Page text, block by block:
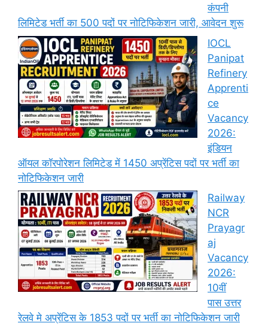
कंपनी
लिमिटेड भर्ती का 500 पदों पर नोटिफिकेशन जारी, आवेदन शुरू
IOCL
Panipat
Refinery
Apprenti
ce
Vacancy
2026:
इंडियन
ऑयल कॉरपोरेशन लिमिटेड में 1450 अप्रेंटिस पदों पर भर्ती का
नोटिफिकेशन जारी
Railway
NCR
Prayagr
aj
Vacancy
2026:
10वीं
पास उत्तर
रेलवे मे अप्रेंटिस के 1853 पदों पर भर्ती का नोटिफिकेशन जारी